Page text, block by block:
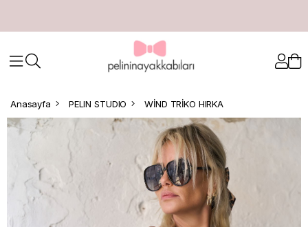
Anasayfa PELIN STUDIO WİND TRİKO HIRKA